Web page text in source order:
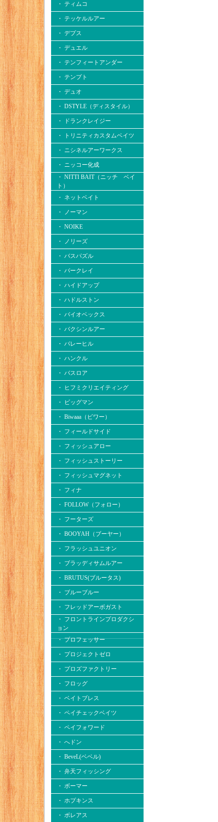
・ ティムコ
・ テッケルルアー
・ デプス
・ デュエル
・ テンフィートアンダー
・ テンプト
・ デュオ
・ DSTYLE（ディスタイル）
・ ドランクレイジー
・ トリニティカスタムベイツ
・ ニシネルアーワークス
・ ニッコー化成
・ NITTI BAIT（ニッチ ベイ
ト）
・ ネットベイト
・ ノーマン
・ NOIKE
・ ノリーズ
・ バスパズル
・ バークレイ
・ ハイドアップ
・ ハドルストン
・ バイオベックス
・ バクシンルアー
・ バレーヒル
・ ハンクル
・ バスロア
・ ヒフミクリエイティング
・ ビッグマン
・ Biwaaa（ビワー）
・ フィールドサイド
・ フィッシュアロー
・ フィッシュストーリー
・ フィッシュマグネット
・ フィナ
・ FOLLOW（フォロー）
・ フーターズ
・ BOOYAH（ブーヤー）
・ フラッシュユニオン
・ ブラッディサムルアー
・ BRUTUS(ブルータス)
・ ブルーブルー
・ フレッドアーボガスト
・ フロントラインプロダクシ
ョン
・ プロフェッサー
・ プロジェクトゼロ
・ プロズファクトリー
・ フロッグ
・ ベイトブレス
・ ペイチェックベイツ
・ ペイフォワード
・ へドン
・ BeveL(ベベル)
・ 弁天フィッシング
・ ボーマー
・ ホプキンス
・ ボレアス